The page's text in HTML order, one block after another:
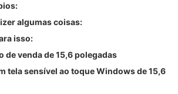
algumas coisas:
cozinha
isso:
de venda de 15,6 polegadas
tela sensível ao toque Windows de 15,6